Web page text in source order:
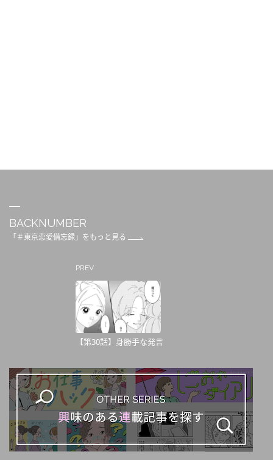
BACKNUMBER
「＃東京恋愛備忘録」をもっと見る
PREV
【第30話】身勝手な発言